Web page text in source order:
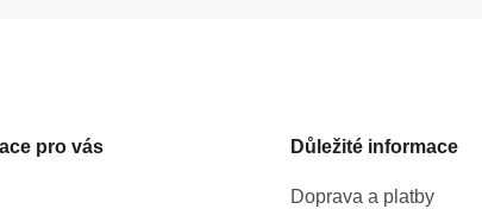
pro vás Důležité informace
Doprava a platby